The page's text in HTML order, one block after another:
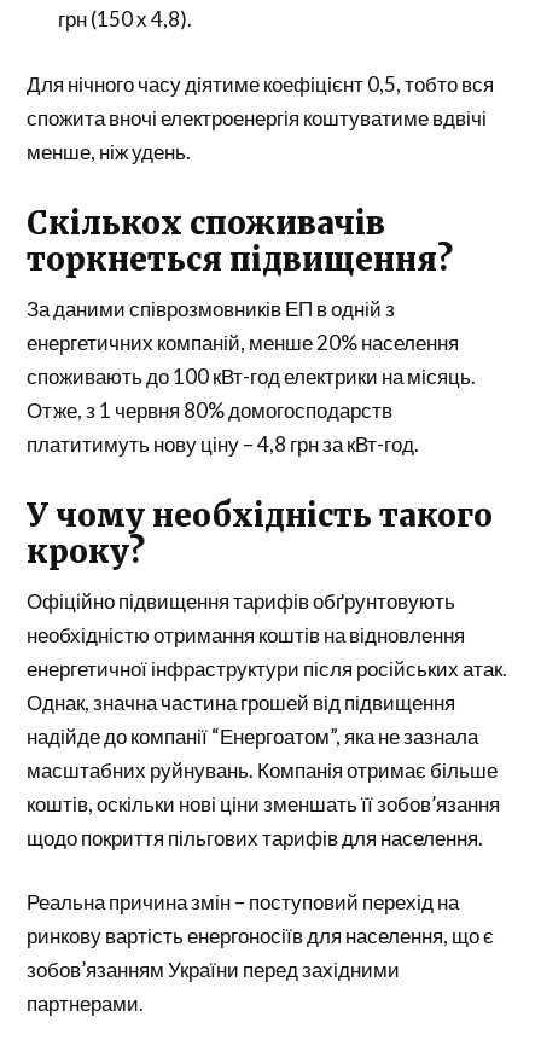
грн (150 х 4,8).
Для нічного часу діятиме коефіцієнт 0,5, тобто вся
спожита вночі електроенергія коштуватиме вдвічі
менше, ніж удень.
Скількох споживачів
торкнеться підвищення?
За даними співрозмовників ЕП в одній з
енергетичних компаній, менше 20% населення
споживають до 100 кВт-год електрики на місяць.
Отже, з 1 червня 80% домогосподарств
платитимуть нову ціну – 4,8 грн за кВт-год.
У чому необхідність такого
кроку?
Офіційно підвищення тарифів обґрунтовують
необхідністю отримання коштів на відновлення
енергетичної інфраструктури після російських атак.
Однак, значна частина грошей від підвищення
надійде до компанії “Енергоатом”, яка не зазнала
масштабних руйнувань. Компанія отримає більше
коштів, оскільки нові ціни зменшать її зобов’язання
щодо покриття пільгових тарифів для населення.
Реальна причина змін – поступовий перехід на
ринкову вартість енергоносіїв для населення, що є
зобов’язанням України перед західними
партнерами.